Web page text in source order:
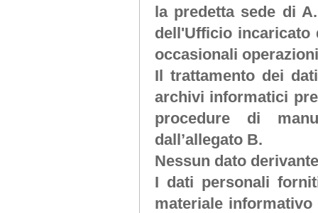
la predetta sede di
dell'Ufficio incaricato
occasionali
Il trattamento dei
archivi informatici
procedure di
dall’allegato B.
Nessun dato
I dati personali
materiale informativo